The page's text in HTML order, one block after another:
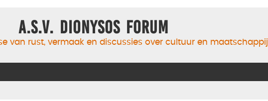
A.S.V. Dionysos Forum
van rust, vermaak en discussies over cultuur en maatschappij